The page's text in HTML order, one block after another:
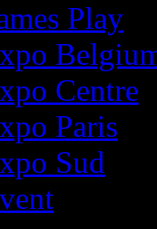
Play
Centre
Paris
Sud